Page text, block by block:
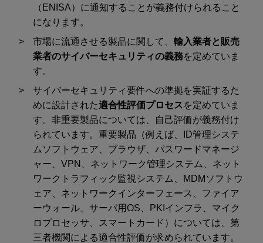
（ENISA）に通知することが義務付けられること
になります。
市場に流通させる製品に関して、 輸入業者と販売
業者のサイバーセキュリティの義務を定めていま
す。
サイバーセキュリティ要件への準拠を実証するた
めに設計された適合性評価プロセス を定めていま
す。非重要製品については、自己評価が義務付け
られています。重要製品（例えば、ID管理システ
ムソフトウェア、ブラウザ、パスワードマネージ
ャー、VPN、ネットワーク管理システム、ネット
ワークトラフィック監視システム、MDMソフトウ
ェア、ネットワークインターフェース、ファイア
ーウォール、サーバ用OS、PKIインフラ、マイク
ロプロセッサ、スマートカード）については、第
三者機関による適合性評価が求められています。